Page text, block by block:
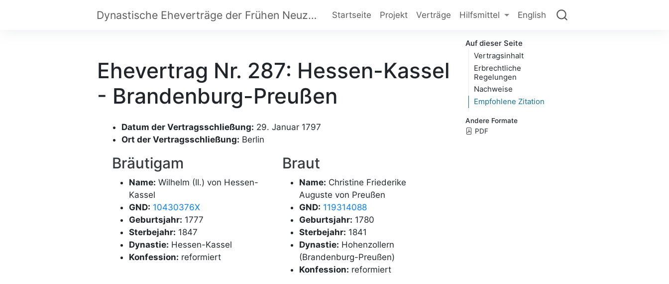
Dynastische Eheverträge der Frühen Neuzeit Startseite Projekt Verträge Hilfsmittel English
Auf dieser Seite
Vertragsinhalt
Erbrechtliche
Regelungen
Nachweise
Empfohlene Zitation
Andere Formate
PDF
Ehevertrag Nr. 287: Hessen-Kassel
- Brandenburg-Preußen
Datum der Vertragsschließung: 29. Januar 1797
Ort der Vertragsschließung: Berlin
Bräutigam
Name: Wilhelm (II.) von Hessen-
Kassel
GND: 10430376X
Geburtsjahr: 1777
Sterbejahr: 1847
Dynastie: Hessen-Kassel
Konfession: reformiert
Braut
Name: Christine Friederike
Auguste von Preußen
GND: 119314088
Geburtsjahr: 1780
Sterbejahr: 1841
Dynastie: Hohenzollern
(Brandenburg-Preußen)
Konfession: reformiert